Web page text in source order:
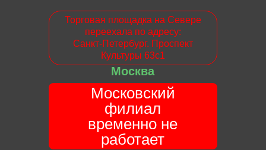
Торговая площадка на Севере
переехала по адресу:
Санкт-Петербург. Проспект
Культуры 63с1
Москва
Московский
филиал
временно не
работает